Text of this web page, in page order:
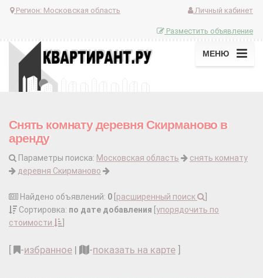
Регион: Московская область Личный кабинет
Разместить объявление
МЕНЮ
Снять комнату деревня Скирманово в
аренду
Параметры поиска: Московская область
снять комнату
деревня Скирманово
Найдено объявлений: 0 расширенный поиск
Сортировка: по дате добавления упорядочить по
стоимости
-избранное | -показать на карте